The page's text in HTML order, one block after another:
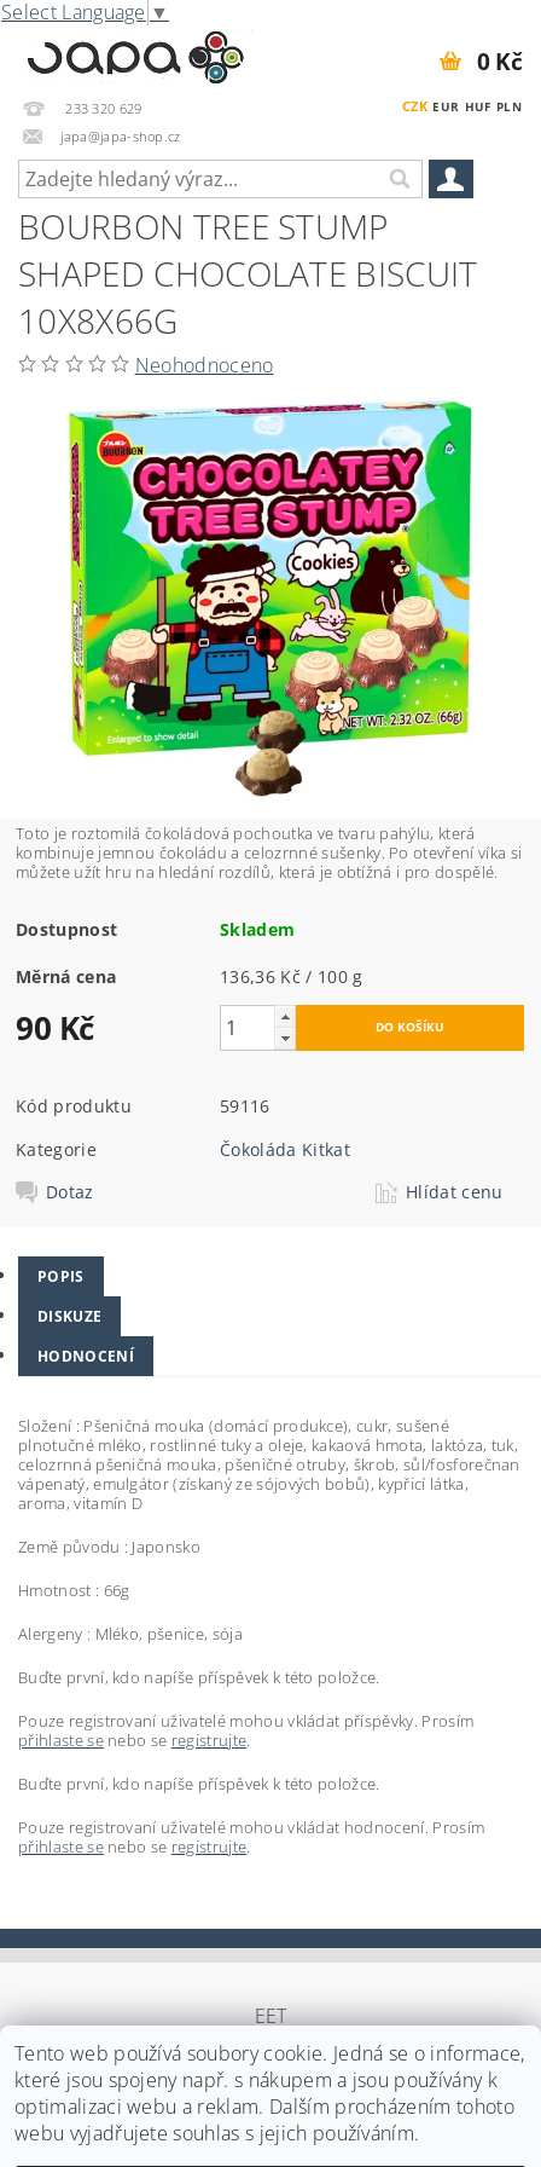
Select Language ▼
233 320 629
japa@japa-shop.cz
CZK EUR HUF PLN
0 Kč
BOURBON TREE STUMP
SHAPED CHOCOLATE BISCUIT
10X8X66G
Neohodnoceno
Toto je roztomilá čokoládová pochoutka ve tvaru pahýlu, která
kombinuje jemnou čokoládu a celozrnné sušenky. Po otevření víka si
můžete užít hru na hledání rozdílů, která je obtížná i pro dospělé.
Dostupnost Skladem
Měrná cena 136,36 Kč / 100 g
90 Kč
Kód produktu
59116
Kategorie
Čokoláda Kitkat
Dotaz
Hlídat cenu
POPIS
DISKUZE
HODNOCENÍ
Složení : Pšeničná mouka (domácí produkce), cukr, sušené
plnotučné mléko, rostlinné tuky a oleje, kakaová hmota, laktóza, tuk,
celozrnná pšeničná mouka, pšeničné otruby, škrob, sůl/fosforečnan
vápenatý, emulgátor (získaný ze sójových bobů), kypřicí látka,
aroma, vitamín D
Země původu : Japonsko
Hmotnost : 66g
Alergeny : Mléko, pšenice, sója
Buďte první, kdo napíše příspěvek k této položce.
Pouze registrovaní uživatelé mohou vkládat příspěvky. Prosím
přihlaste senebo se registrujte.
Buďte první, kdo napíše příspěvek k této položce.
Pouze registrovaní uživatelé mohou vkládat hodnocení. Prosím
přihlaste senebo se registrujte.
EET
2026 ©Japa Foods s.r.o. , všechna práva vyhrazenaUpravit nastavení cookies
Vytvořil Shoptet
Tento web používá soubory cookie. Jedná se o informace,
které jsou spojeny např. s nákupem a jsou používány k
optimalizaci webu a reklam. Dalším procházením tohoto
webu vyjadřujete souhlas s jejich používáním.